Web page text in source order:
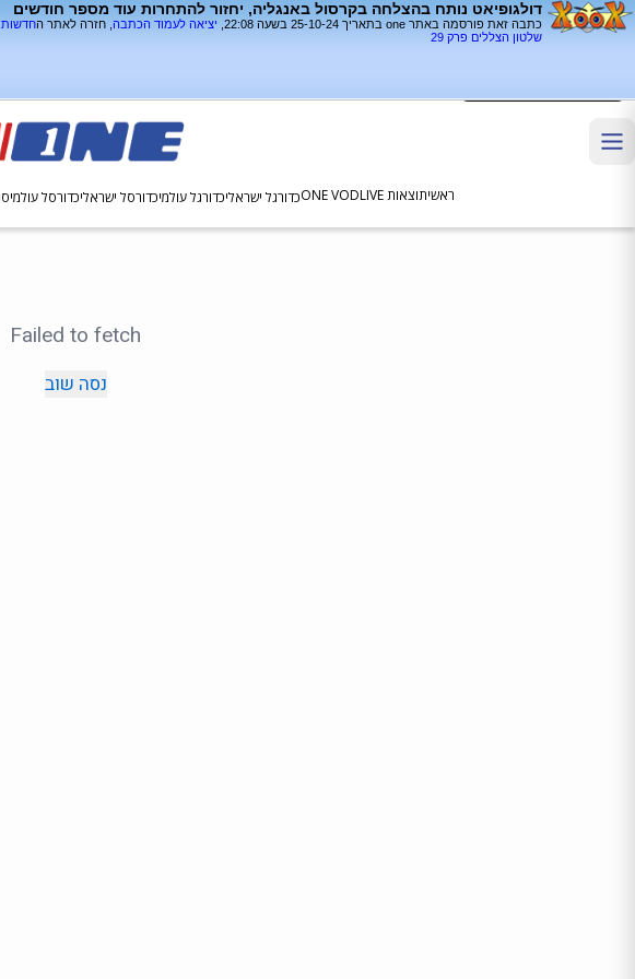
דולגופיאט נותח בהצלחה בקרסול באנגליה, יחזור להתחרות עוד מספר חודשים
כתבה זאת פורסמה באתר one בתאריך 25-10-24 בשעה 22:08, יציאה לעמוד הכתבה , חזרה לאתר החדשות
שלטון הצללים פרק 29